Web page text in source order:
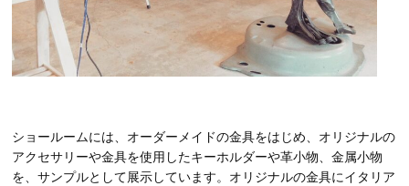
ショールームには、オーダーメイドの金具をはじめ、オリジナルの
アクセサリーや金具を使用したキーホルダーや革小物、金属小物
を、サンプルとして展示しています。オリジナルの金具にイタリア